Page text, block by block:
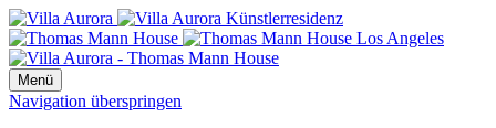
Menü
Navigation überspringen